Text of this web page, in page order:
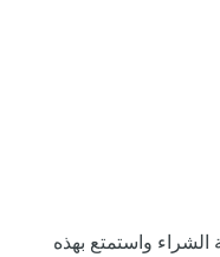
واستمتع بهذه